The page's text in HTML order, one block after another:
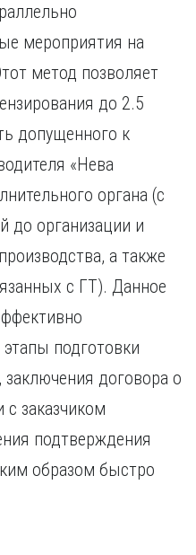
мероприятия на
метод позволяет
до 2.5
допущенного к
«Нева
органа (с
до организации и
а также
с ГТ). Данное
подготовки
заключения договора о
с заказчиком
подтверждения
образом быстро